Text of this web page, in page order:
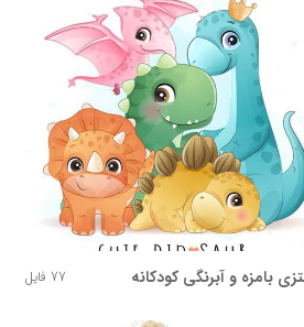
بامزه و آبرنگی کودکانه 77 فایل